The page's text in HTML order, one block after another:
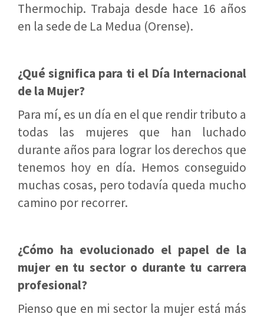
Thermochip. Trabaja desde hace 16 años
en la sede de La Medua (Orense).
¿Qué significa para ti el Día Internacional
de la Mujer?
Para mí, es un día en el que rendir tributo a
todas las mujeres que han luchado
durante años para lograr los derechos que
tenemos hoy en día. Hemos conseguido
muchas cosas, pero todavía queda mucho
camino por recorrer.
¿Cómo ha evolucionado el papel de la
mujer en tu sector o durante tu carrera
profesional?
Pienso que en mi sector la mujer está más